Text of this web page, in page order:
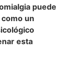
puede
un
esta